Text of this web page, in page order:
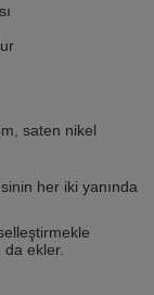
saten nikel
her iki yanında
da ekler.